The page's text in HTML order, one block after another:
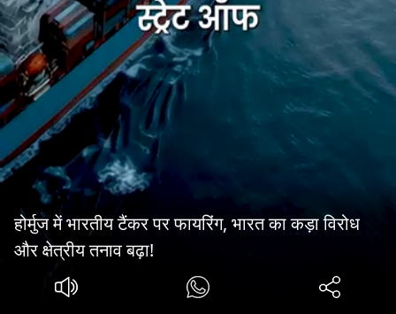
होर्मुज में भारतीय टैंकर पर फायरिंग, भारत का कड़ा विरोध
और क्षेत्रीय तनाव बढ़ा!